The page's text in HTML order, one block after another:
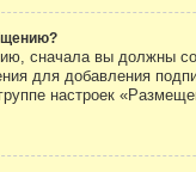
сначала вы должны
для добавления
настроек